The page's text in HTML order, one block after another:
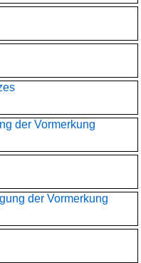
der Vormerkung
der Vormerkung